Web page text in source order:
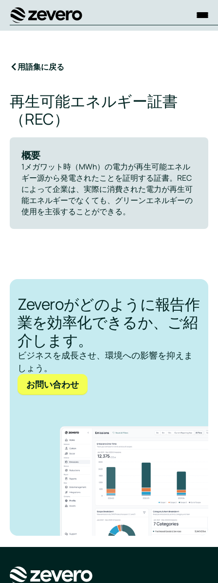
ホーム
用語集に戻る
再生可能エネルギー証書
（REC）
概要
1メガワット時（MWh）の電力が再生可能エネル
ギー源から発電されたことを証明する証書。REC
によって企業は、実際に消費された電力が再生可
能エネルギーでなくても、グリーンエネルギーの
使用を主張することができる。
Zeveroがどのように報告作
業を効率化できるか、ご紹
介します。
ビジネスを成長させ、環境への影響を抑えま
しょう。
お問い合わせ